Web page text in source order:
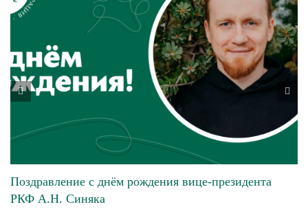
Поздравление с днём рождения вице-президента
РКФ А.Н. Синяка